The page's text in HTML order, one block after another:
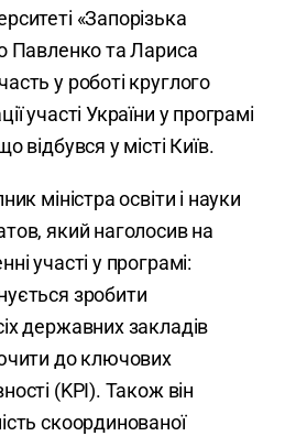
«Запорізька
Павленко та Лариса
у роботі круглого
участі України у програмі
відбувся у місті Київ.
міністра освіти і науки
який наголосив на
участі у програмі:
зробити
державних закладів
до ключових
(KPI). Також він
скоординованої